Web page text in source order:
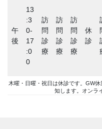
午
後
13
:3
0-
17
:0
0
訪
問
診
療
訪
問
診
療
訪
問
診
療
休
診
木曜・日曜・祝日は休診です。GW
知します。オンラ